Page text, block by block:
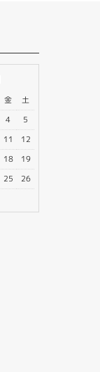
金
土
4
5
11
12
18
19
25
26